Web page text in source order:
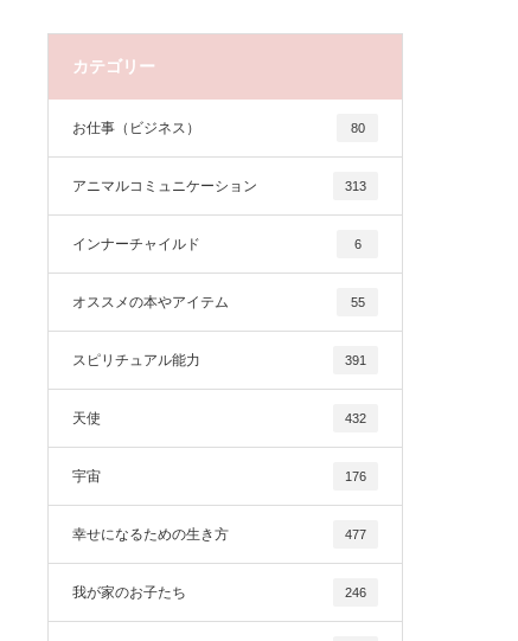
カテゴリー
お仕事（ビジネス） 80
アニマルコミュニケーション 313
インナーチャイルド 6
オススメの本やアイテム 55
スピリチュアル能力 391
天使 432
宇宙 176
幸せになるための生き方 477
我が家のお子たち 246